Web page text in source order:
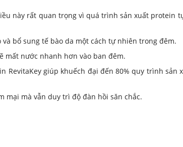
này rất quan trọng vì quá trình sản xuất protein
bổ sung tế bào da một cách tự nhiên trong đêm.
mất nước nhanh hơn vào ban đêm.
giúp khuếch đại đến 80% quy trình sản
mại mà vẫn duy trì độ đàn hồi săn chắc.